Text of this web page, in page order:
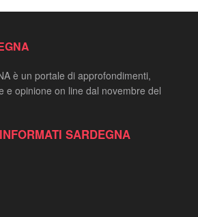
è un portale di approfondimenti,
e opinione on line dal novembre del
SARDEGNA